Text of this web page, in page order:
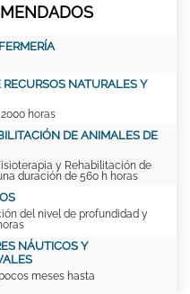
NATURALES Y
horas
DE ANIMALES DE
y Rehabilitación de
duración de 560 h horas
del nivel de profundidad y
NÁUTICOS Y
meses hasta